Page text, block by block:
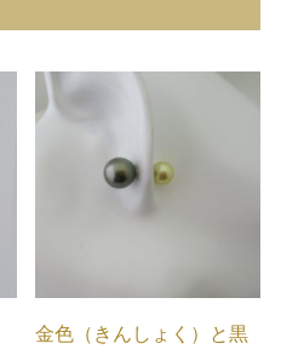
金色（きんしょく）と黒